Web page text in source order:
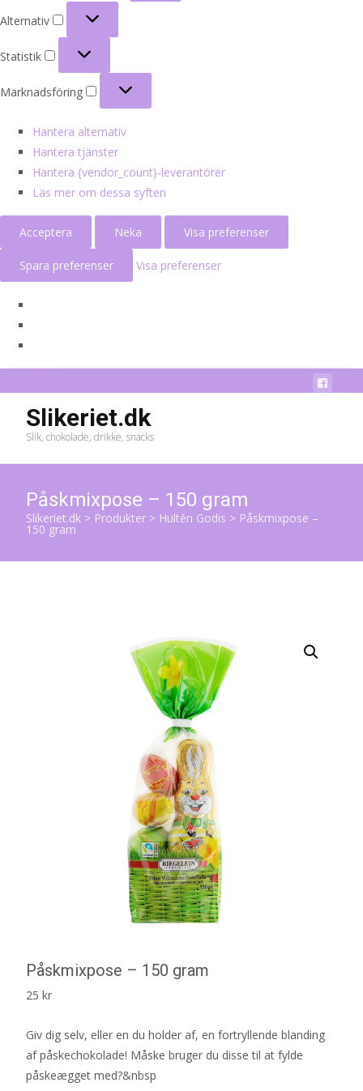
Alternativ
Statistik
Marknadsföring
Hantera alternativ
Hantera tjänster
Hantera {vendor_count}-leverantörer
Läs mer om dessa syften
Acceptera Neka Visa preferenser
Spara preferenser Visa preferenser
Slikeriet.dk
Slik, chokolade, drikke, snacks
Påskmixpose – 150 gram
Slikeriet.dk > Produkter > Hultén Godis > Påskmixpose –
150 gram
Påskmixpose – 150 gram
25 kr
Giv dig selv, eller en du holder af, en fortryllende blanding
af påskechokolade! Måske bruger du disse til at fylde
påskeægget med?&nbsp